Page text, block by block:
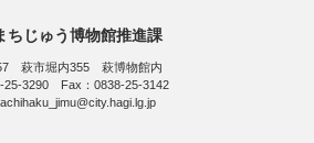
じゅう博物館推進課
萩市堀内355 萩博物館内
25-3290 Fax：0838-25-3142